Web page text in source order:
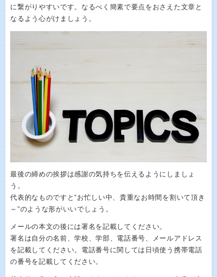
に繋がりやすいです。なるべく簡素で要点をおさえた文章と
なるよう心がけましょう。
最後の締めの挨拶は感謝の気持ちを伝えるようにしましょ
う。
代表的なものですと”お忙しい中、貴重なお時間を割いて頂き
～”のような形がいいでしょう。
メールの本文の後には署名を記載してください。
署名は自分の名前、学校、学部、電話番号、メールアドレス
を記載してください。電話番号に関しては日頃使う携帯電話
の番号を記載してください。